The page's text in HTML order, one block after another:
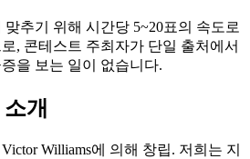
추기 위해 시간당 5~20표의 속도로
, 콘테스트 주최자가 단일 출처에서
을 보는 일이 없습니다.
개
Williams에 의해 창립. 저희는 지